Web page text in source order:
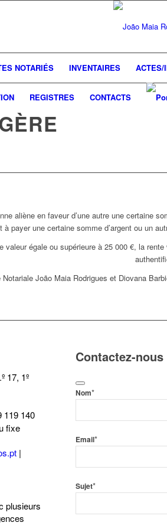
NOTARIÉS INVENTAIRES ACTES/
REGISTRES CONTACTS
aliène en faveur d’une autre une certaine
à payer une certaine somme d’argent ou un
valeur égale ou supérieure à 25 000 €, la
Notariale João Maia Rodrigues et Diovana
17, 1º
119 140
fixe
|
plusieurs
Contactez-nous
Nom*
Email*
Sujet*